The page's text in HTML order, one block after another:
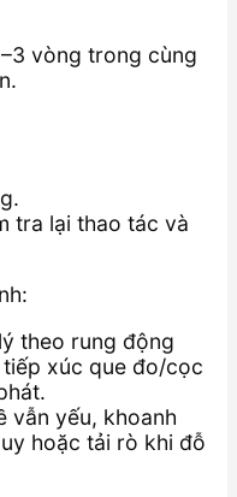
vòng trong cùng
tra lại thao tác và
theo rung động
xúc que đo/cọc
vẫn yếu, khoanh
hoặc tải rò khi đỗ